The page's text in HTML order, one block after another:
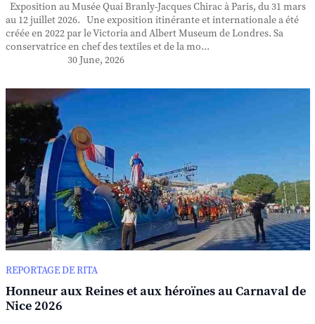
Exposition au Musée Quai Branly-Jacques Chirac à Paris, du 31 mars
au 12 juillet 2026. Une exposition itinérante et internationale a été
créée en 2022 par le Victoria and Albert Museum de Londres. Sa
conservatrice en chef des textiles et de la mo...
30 June, 2026
REPORTAGE DE RITA
Honneur aux Reines et aux héroïnes au Carnaval de
Nice 2026